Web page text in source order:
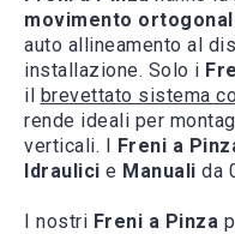
movimento
auto allineamento al
installazione. Solo i
il brevettato sistema
rende ideali per
verticali. I Freni a
Idraulici e Manuali da
I nostri Freni a Pinza